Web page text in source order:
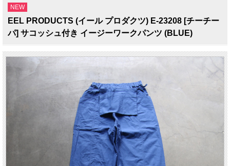
NEW
EEL PRODUCTS (イール プロダクツ) E-23208 [チーチー
パ] サコッシュ付き イージーワークパンツ (BLUE)